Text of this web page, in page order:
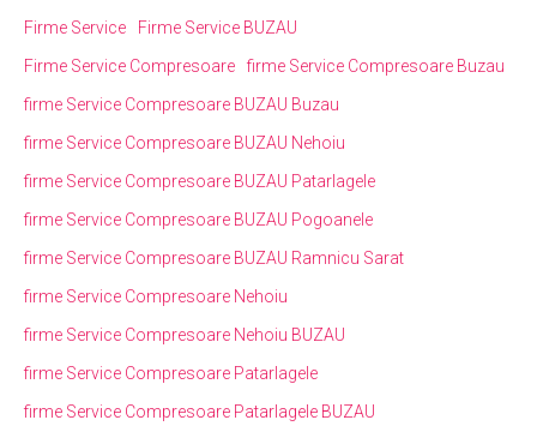
Firme Service
Firme Service BUZAU
Firme Service Compresoare
firme Service Compresoare Buzau
firme Service Compresoare BUZAU Buzau
firme Service Compresoare BUZAU Nehoiu
firme Service Compresoare BUZAU Patarlagele
firme Service Compresoare BUZAU Pogoanele
firme Service Compresoare BUZAU Ramnicu Sarat
firme Service Compresoare Nehoiu
firme Service Compresoare Nehoiu BUZAU
firme Service Compresoare Patarlagele
firme Service Compresoare Patarlagele BUZAU